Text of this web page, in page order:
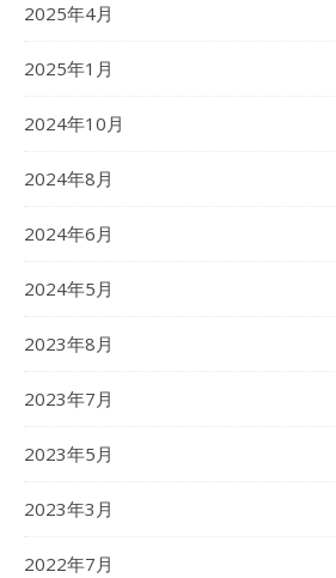
2025年4月
2025年1月
2024年10月
2024年8月
2024年6月
2024年5月
2023年8月
2023年7月
2023年5月
2023年3月
2022年7月